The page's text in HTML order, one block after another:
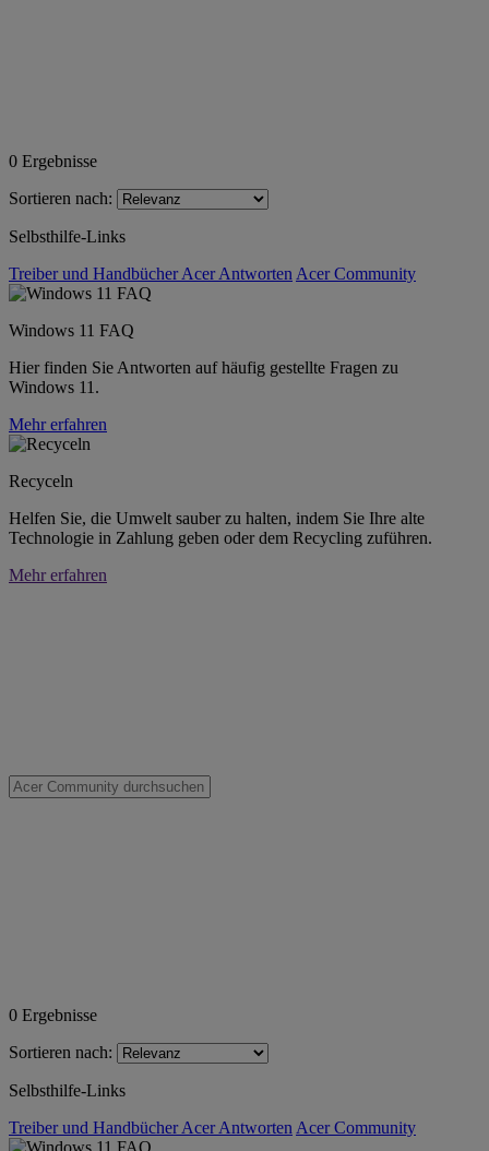
0 Ergebnisse
Sortieren nach:
Selbsthilfe-Links
Treiber und HandbücherAcer Antworten Acer Community
Windows 11 FAQ
Hier finden Sie Antworten auf häufig gestellte Fragen zu
Windows 11.
Mehr erfahren
Recyceln
Helfen Sie, die Umwelt sauber zu halten, indem Sie Ihre alte
Technologie in Zahlung geben oder dem Recycling zuführen.
Mehr erfahren
0 Ergebnisse
Sortieren nach:
Selbsthilfe-Links
Treiber und HandbücherAcer Antworten Acer Community